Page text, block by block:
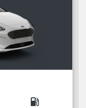
local_gas_station